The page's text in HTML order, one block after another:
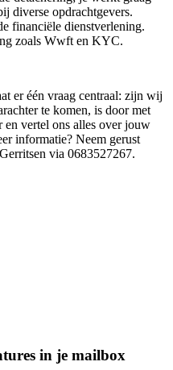
diverse opdrachtgevers.
financiële dienstverlening.
zoals Wwft en KYC.
er één vraag centraal: zijn wij
te komen, is door met
en vertel ons alles over jouw
informatie? Neem gerust
via 0683527267.
in je mailbox